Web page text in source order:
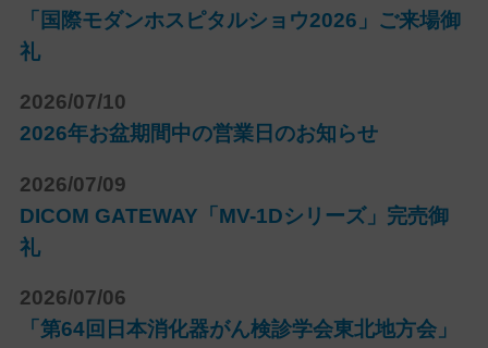
「国際モダンホスピタルショウ2026」ご来場御
礼
2026/07/10
2026年お盆期間中の営業日のお知らせ
2026/07/09
DICOM GATEWAY「MV-1Dシリーズ」完売御
礼
2026/07/06
「第64回日本消化器がん検診学会東北地方会」